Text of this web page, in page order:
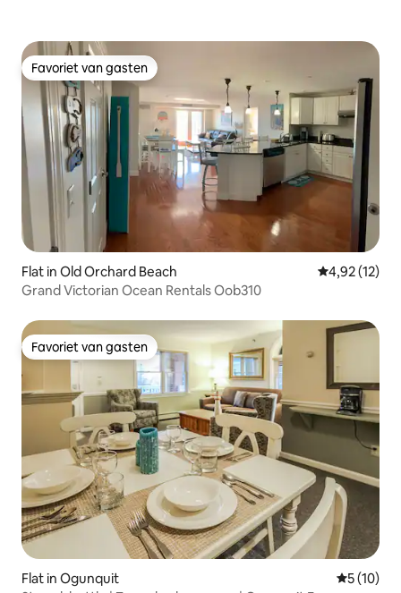
Favoriet van gasten
Favoriet van gasten
Flat in Old Orchard Beach Gemiddelde
4,92 (12)
Grand Victorian Ocean Rentals Oob310
Favoriet van gasten
Favoriet van gasten
Flat in Ogunquit
5 (10)